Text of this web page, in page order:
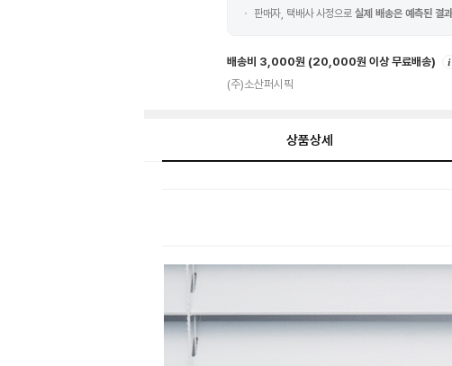
판매자, 택배사 사정으로 실제 배송은 예측된 결
배송비 3,000원 (20,000원 이상 무료배송)
(주)소산퍼시픽
상품상세